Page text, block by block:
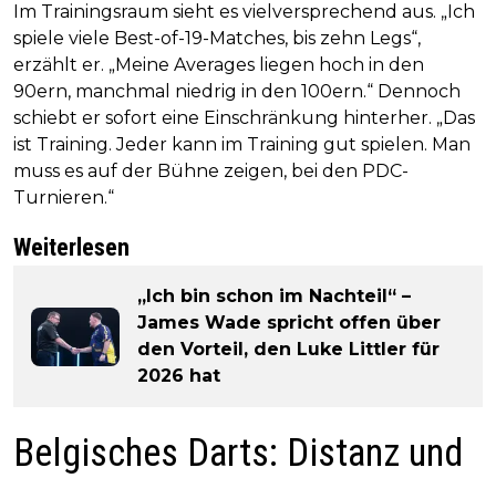
Im Trainingsraum sieht es vielversprechend aus. „Ich
spiele viele Best-of-19-Matches, bis zehn Legs“,
erzählt er. „Meine Averages liegen hoch in den
90ern, manchmal niedrig in den 100ern.“ Dennoch
schiebt er sofort eine Einschränkung hinterher. „Das
ist Training. Jeder kann im Training gut spielen. Man
muss es auf der Bühne zeigen, bei den PDC-
Turnieren.“
Weiterlesen
„Ich bin schon im Nachteil“ –
James Wade spricht offen über
den Vorteil, den Luke Littler für
2026 hat
Belgisches Darts: Distanz und